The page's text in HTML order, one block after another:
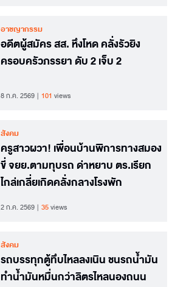
อาชญากรรม
อดีตผู้สมัคร สส. หึงโหด คลั่งรัวยิง
ครอบครัวภรรยา ดับ 2 เจ็บ 2
8 ก.ค. 2569 101 views
สังคม
ครูสาวผวา! เพื่อนบ้านพิการทางสมอง
ขี่ จยย.ตามทุบรถ ด่าหยาบ ตร.เรียก
ไกล่เกลี่ยเกิดคลั่งกลางโรงพัก
2 ก.ค. 2569 35views
สังคม
รถบรรทุกตู้ทึบไหลลงเนิน ชนรถน้ำมัน
ทำน้ำมันหมื่นกว่าลิตรไหลนองถนน